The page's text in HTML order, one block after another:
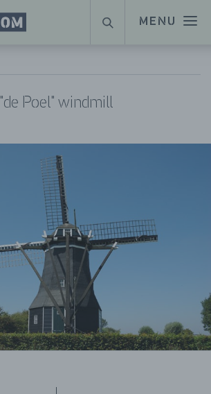
MENU
ZOEKEN
"de Poel" windmill